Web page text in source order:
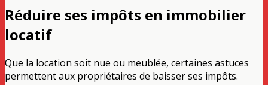
Réduire ses impôts en immobilier
locatif
Que la location soit nue ou meublée, certaines astuces
permettent aux propriétaires de baisser ses impôts.